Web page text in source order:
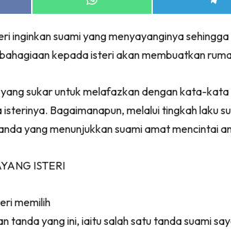
Share
on
on
inginkan suami yang menyayanginya
kepada isteri akan membuatkan
yang sukar untuk melafazkan dengan kata-
Bagaimanapun, melalui tingkah laku
yang menunjukkan suami amat mencintai
ISTERI
memilih
tanda yang ini, iaitu salah satu tanda suami